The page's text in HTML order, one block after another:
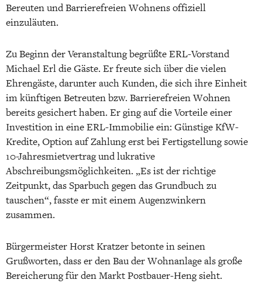
Bereuten und Barrierefreien Wohnens offiziell
einzuläuten.
Zu Beginn der Veranstaltung begrüßte ERL-Vorstand
Michael Erl die Gäste. Er freute sich über die vielen
Ehrengäste, darunter auch Kunden, die sich ihre Einheit
im künftigen Betreuten bzw. Barrierefreien Wohnen
bereits gesichert haben. Er ging auf die Vorteile einer
Investition in eine ERL-Immobilie ein: Günstige KfW-
Kredite, Option auf Zahlung erst bei Fertigstellung sowie
10-Jahresmietvertrag und lukrative
Abschreibungsmöglichkeiten. „Es ist der richtige
Zeitpunkt, das Sparbuch gegen das Grundbuch zu
tauschen“, fasste er mit einem Augenzwinkern
zusammen.
Bürgermeister Horst Kratzer betonte in seinen
Grußworten, dass er den Bau der Wohnanlage als große
Bereicherung für den Markt Postbauer-Heng sieht.